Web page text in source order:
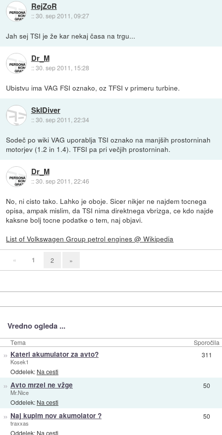
RejZoR
::30. sep 2011, 09:27
Jah sej TSI je že kar nekaj časa na trgu...
Dr_M
::30. sep 2011, 15:28
Ubistvu ima VAG FSI oznako, oz TFSI v primeru turbine.
SkIDiver
::30. sep 2011, 22:34
Sodeč po wiki VAG uporablja TSI oznako na manjših prostorninah
motorjev (1.2 in 1.4). TFSI pa pri večjih prostorninah.
Dr_M
::30. sep 2011, 22:46
No, ni cisto tako. Lahko je oboje. Sicer nikjer ne najdem tocnega
opisa, ampak mislim, da TSI nima direktnega vbrizga, ce kdo najde
kaksne bolj tocne podatke o tem, naj objavi.
List of Volkswagen Group petrol engines @ Wikipedia
« 1 2 »
Vredno ogleda ...
Tema Sporočila
» Kateri akumulator za avto?
Kosek1
Oddelek: Na cesti
311
» Avto mrzel ne vžge
Mr.Nice
Oddelek: Na cesti
50
» Naj kupim nov akumolator ?
traxxas
Oddelek: Na cesti
50